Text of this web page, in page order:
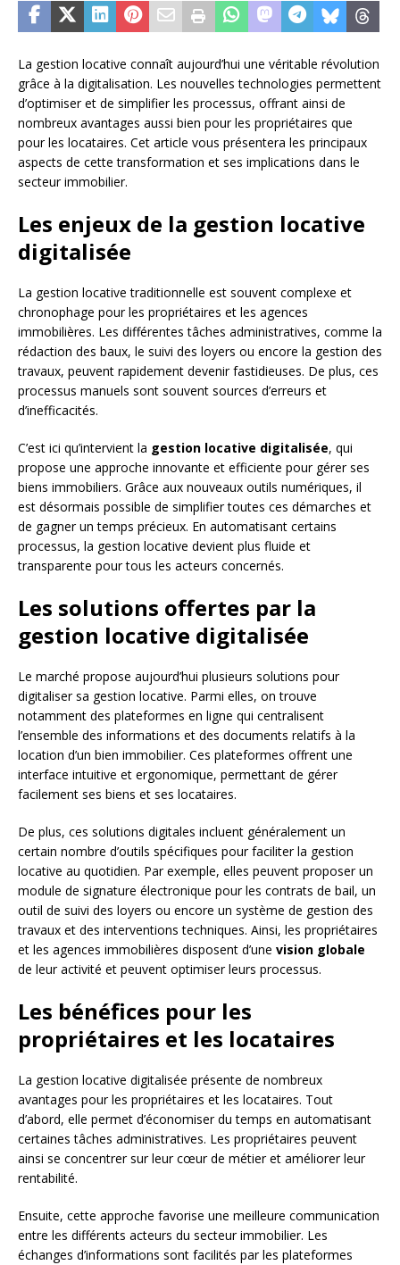
La gestion locative connaît aujourd’hui une véritable révolution
grâce à la digitalisation. Les nouvelles technologies permettent
d’optimiser et de simplifier les processus, offrant ainsi de
nombreux avantages aussi bien pour les propriétaires que
pour les locataires. Cet article vous présentera les principaux
aspects de cette transformation et ses implications dans le
secteur immobilier.
Les enjeux de la gestion locative
digitalisée
La gestion locative traditionnelle est souvent complexe et
chronophage pour les propriétaires et les agences
immobilières. Les différentes tâches administratives, comme la
rédaction des baux, le suivi des loyers ou encore la gestion des
travaux, peuvent rapidement devenir fastidieuses. De plus, ces
processus manuels sont souvent sources d’erreurs et
d’inefficacités.
C’est ici qu’intervient la gestion locative digitalisée, qui
propose une approche innovante et efficiente pour gérer ses
biens immobiliers. Grâce aux nouveaux outils numériques, il
est désormais possible de simplifier toutes ces démarches et
de gagner un temps précieux. En automatisant certains
processus, la gestion locative devient plus fluide et
transparente pour tous les acteurs concernés.
Les solutions offertes par la
gestion locative digitalisée
Le marché propose aujourd’hui plusieurs solutions pour
digitaliser sa gestion locative. Parmi elles, on trouve
notamment des plateformes en ligne qui centralisent
l’ensemble des informations et des documents relatifs à la
location d’un bien immobilier. Ces plateformes offrent une
interface intuitive et ergonomique, permettant de gérer
facilement ses biens et ses locataires.
De plus, ces solutions digitales incluent généralement un
certain nombre d’outils spécifiques pour faciliter la gestion
locative au quotidien. Par exemple, elles peuvent proposer un
module de signature électronique pour les contrats de bail, un
outil de suivi des loyers ou encore un système de gestion des
travaux et des interventions techniques. Ainsi, les propriétaires
et les agences immobilières disposent d’une vision globale
de leur activité et peuvent optimiser leurs processus.
Les bénéfices pour les
propriétaires et les locataires
La gestion locative digitalisée présente de nombreux
avantages pour les propriétaires et les locataires. Tout
d’abord, elle permet d’économiser du temps en automatisant
certaines tâches administratives. Les propriétaires peuvent
ainsi se concentrer sur leur cœur de métier et améliorer leur
rentabilité.
Ensuite, cette approche favorise une meilleure communication
entre les différents acteurs du secteur immobilier. Les
échanges d’informations sont facilités par les plateformes